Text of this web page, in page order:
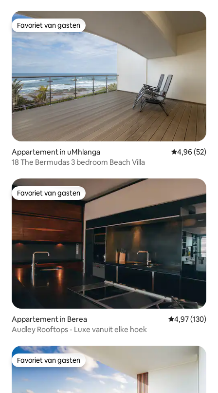
Favoriet van gasten
Favoriet van gasten
Appartement in uMhlanga Gemiddelde
4,96 (52)
18 The Bermudas 3 bedroom Beach Villa
Favoriet van gasten
Favoriet van gasten
Appartement in Berea Gemiddelde
4,97 (130)
Audley Rooftops - Luxe vanuit elke hoek
Favoriet van gasten
Favoriet van gasten